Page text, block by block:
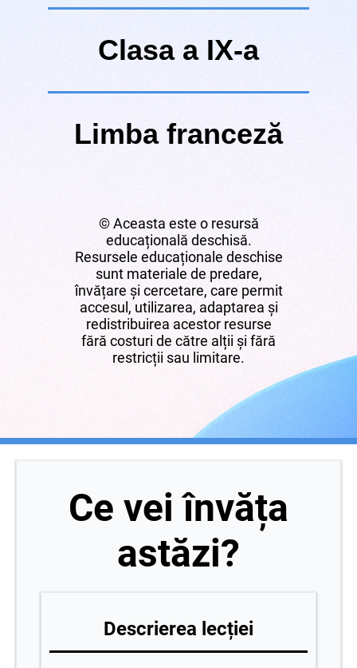
Clasa a IX-a
Limba franceză
© Aceasta este o resursă
educațională deschisă.
Resursele educaționale deschise
sunt materiale de predare,
învățare și cercetare, care permit
accesul, utilizarea, adaptarea și
redistribuirea acestor resurse
fără costuri de către alții și fără
restricții sau limitare.
Ce vei învăța
astăzi?
Descrierea lecției